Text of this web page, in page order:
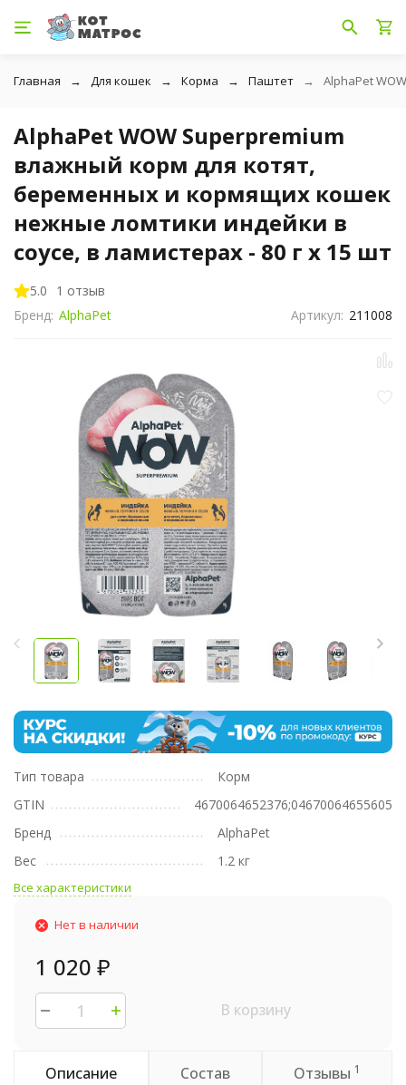
Главная Для кошек Корма Паштет AlphaPet
AlphaPet WOW Superpremium
влажный корм для котят,
беременных и кормящих кошек
нежные ломтики индейки в
соусе, в ламистерах - 80 г х 15 шт
5.0
1 отзыв
Бренд: AlphaPet Артикул: 211008
Тип товара
Корм
GTIN
4670064652376;04670064655605
Бренд
AlphaPet
Вес
1.2 кг
Все характеристики
Нет в наличии
1 020 ₽
В корзину
Описание Состав Отзывы 1